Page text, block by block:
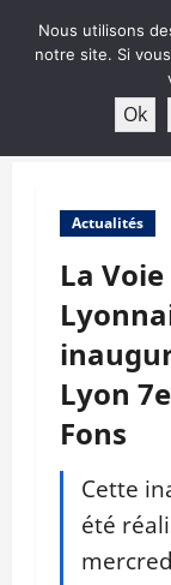
Actualités
La Voie
Lyon
Fons
Cette
été
Nous utilisons
notre site. Si
Ok